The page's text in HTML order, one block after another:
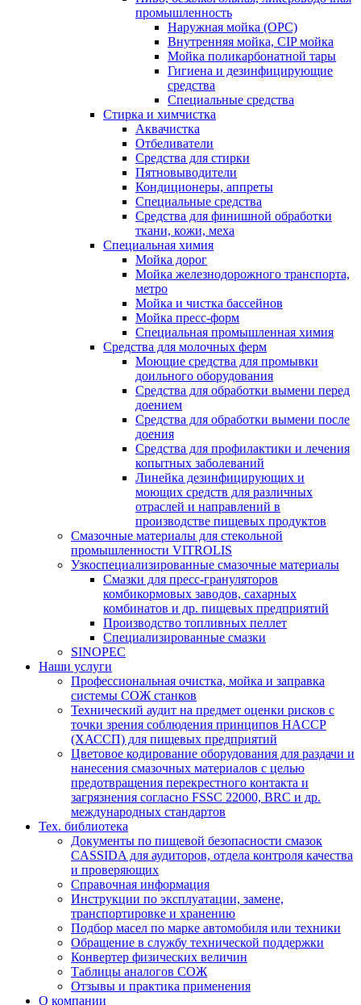
промышленность
Наружная мойка (ОРС)
Внутренняя мойка, CIP мойка
Мойка поликарбонатной тары
Гигиена и дезинфицирующие
средства
Специальные средства
Стирка и химчистка
Аквачистка
Отбеливатели
Средства для стирки
Пятновыводители
Кондиционеры, аппреты
Специальные средства
Средства для финишной обработки
ткани, кожи, меха
Специальная химия
Мойка дорог
Мойка железнодорожного транспорта,
метро
Мойка и чистка бассейнов
Мойка пресс-форм
Специальная промышленная химия
Средства для молочных ферм
Моющие средства для промывки
доильного оборудования
Средства для обработки вымени перед
доением
Средства для обработки вымени после
доения
Средства для профилактики и лечения
копытных заболеваний
Линейка дезинфицирующих и
моющих средств для различных
отраслей и направлений в
производстве пищевых продуктов
Смазочные материалы для стекольной
промышленности VITROLIS
Узкоспециализированные смазочные материалы
Смазки для пресс-грануляторов
комбикормовых заводов, сахарных
комбинатов и др. пищевых предприятий
Производство топливных пеллет
Специализированные смазки
SINOPEC
Наши услуги
Профессиональная очистка, мойка и заправка
системы СОЖ станков
Технический аудит на предмет оценки рисков с
точки зрения соблюдения принципов HACCP
(ХАССП) для пищевых предприятий
Цветовое кодирование оборудования для раздачи и
нанесения смазочных материалов с целью
предотвращения перекрестного контакта и
загрязнения согласно FSSC 22000, BRC и др.
международных стандартов
Тех. библиотека
Документы по пищевой безопасности смазок
CASSIDA для аудиторов, отдела контроля качества
и проверяющих
Справочная информация
Инструкции по эксплуатации, замене,
транспортировке и хранению
Подбор масел по марке автомобиля или техники
Обращение в службу технической поддержки
Конвертер физических величин
Таблицы аналогов СОЖ
Отзывы и практика применения
О компании